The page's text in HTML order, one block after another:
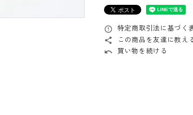
error_outline 特定商取引法に基づく
share この商品を友達に教え
undo 買い物を続ける